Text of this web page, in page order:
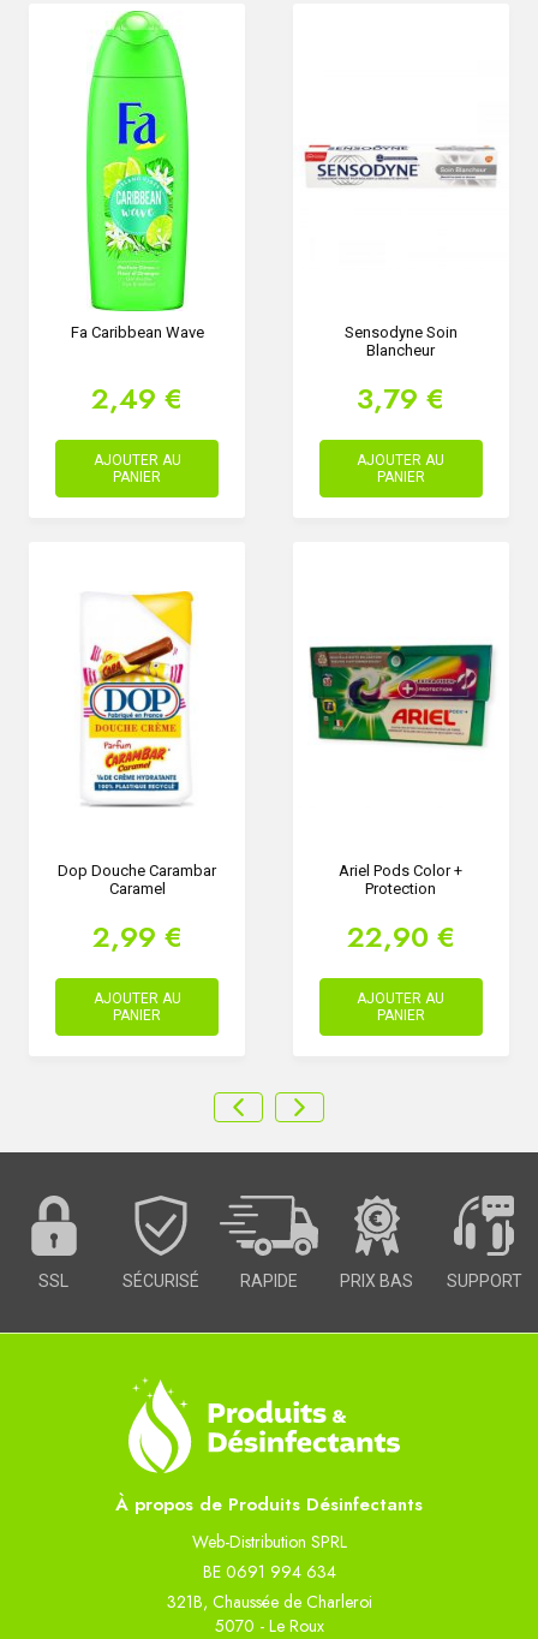
Fa Caribbean Wave
2,49 €
AJOUTER AU
PANIER
Sensodyne Soin
Blancheur
3,79 €
AJOUTER AU
PANIER
Dop Douche Carambar
Caramel
2,99 €
AJOUTER AU
PANIER
Ariel Pods Color +
Protection
22,90 €
AJOUTER AU
PANIER
SSL SÉCURISÉ RAPIDE PRIX BAS SUPPORT
À propos de Produits Désinfectants
Web-Distribution SPRL
BE 0691 994 634
321B, Chaussée de Charleroi
5070 - Le Roux